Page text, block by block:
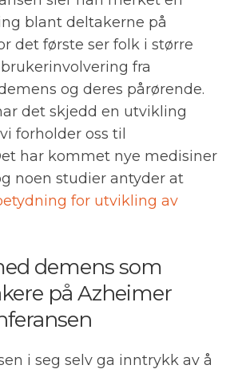
blant deltakerne på
det første ser folk i større
fra
og deres pårørende.
det skjedd en utvikling
forholder oss til
har kommet nye medisiner
noen studier antyder at
for utvikling av
demens som
på Azheimer
i seg selv ga inntrykk av å